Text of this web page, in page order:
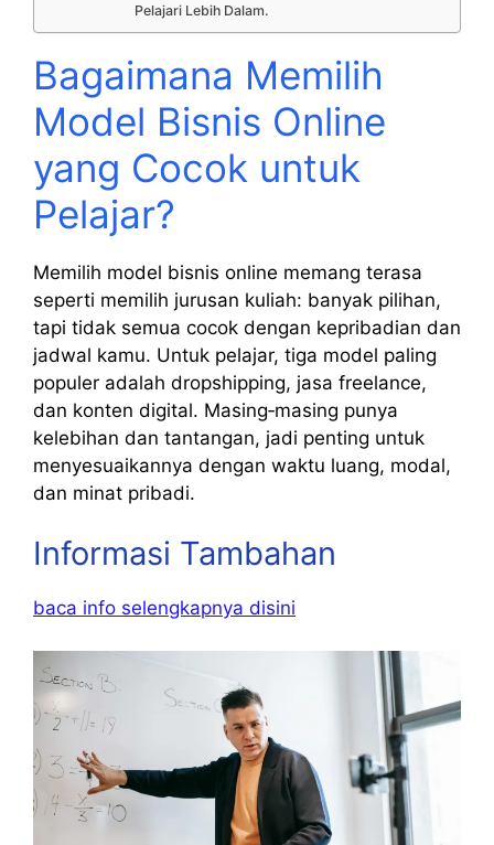
Pelajari Lebih Dalam.
Bagaimana Memilih
Model Bisnis Online
yang Cocok untuk
Pelajar?
Memilih model bisnis online memang terasa
seperti memilih jurusan kuliah: banyak pilihan,
tapi tidak semua cocok dengan kepribadian dan
jadwal kamu. Untuk pelajar, tiga model paling
populer adalah dropshipping, jasa freelance,
dan konten digital. Masing‑masing punya
kelebihan dan tantangan, jadi penting untuk
menyesuaikannya dengan waktu luang, modal,
dan minat pribadi.
Informasi Tambahan
baca info selengkapnya disini